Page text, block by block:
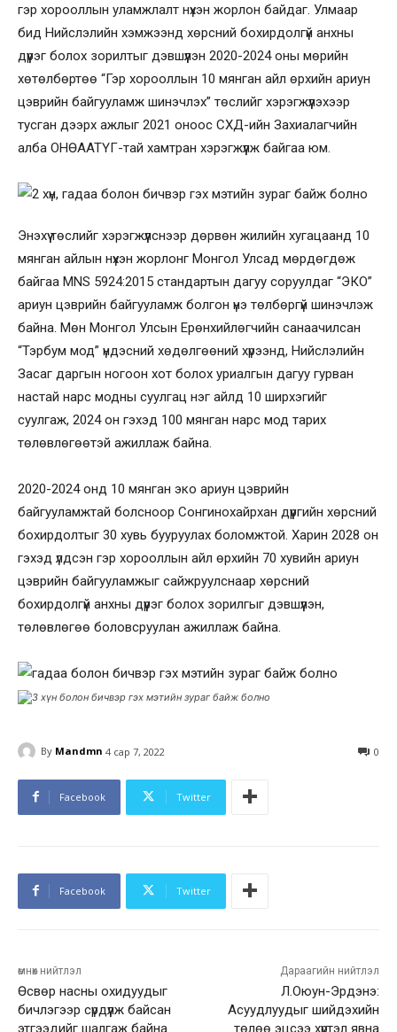
гэр хорооллын уламжлалт нүхэн жорлон байдаг. Улмаар
бид Нийслэлийн хэмжээнд хөрсний бохирдолгүй анхны
дүүрэг болох зорилтыг дэвшүүлэн 2020-2024 оны мөрийн
хөтөлбөртөө “Гэр хорооллын 10 мянган айл өрхийн ариун
цэврийн байгууламж шинэчлэх” төслийг хэрэгжүүлэхээр
тусган дээрх ажлыг 2021 оноос СХД-ийн Захиалагчийн
алба ОНӨААТҮГ-тай хамтран хэрэгжүүлж байгаа юм.
Энэхүү төслийг хэрэгжүүлснээр дөрвөн жилийн хугацаанд 10
мянган айлын нүхэн жорлонг Монгол Улсад мөрдөгдөж
байгаа MNS 5924:2015 стандартын дагуу соруулдаг “ЭКО”
ариун цэврийн байгууламж болгон үнэ төлбөргүй шинэчлэж
байна. Мөн Монгол Улсын Ерөнхийлөгчийн санаачилсан
“Тэрбум мод” үндэсний хөдөлгөөний хүрээнд, Нийслэлийн
Засаг даргын ногоон хот болох уриалгын дагуу гурван
настай нарс модны суулгац нэг айлд 10 ширхэгийг
суулгаж, 2024 он гэхэд 100 мянган нарс мод тарих
төлөвлөгөөтэй ажиллаж байна.
2020-2024 онд 10 мянган эко ариун цэврийн
байгууламжтай болсноор Сонгинохайрхан дүүргийн хөрсний
бохирдолтыг 30 хувь бууруулах боломжтой. Харин 2028 он
гэхэд үлдсэн гэр хорооллын айл өрхийн 70 хувийн ариун
цэврийн байгууламжыг сайжруулснаар хөрсний
бохирдолгүй анхны дүүрэг болох зорилгыг дэвшүүлэн,
төлөвлөгөө боловсруулан ажиллаж байна.
By Mandmn 4 сар 7, 2022 0
Facebook Twitter
Facebook Twitter
өмнөх нийтлэл
Өсвөр насны охидуудыг
бичлэгээр сүрдүүлж байсан
этгээдийг шалгаж байна
Дараагийн нийтлэл
Л.Оюун-Эрдэнэ:
Асуудлуудыг шийдэхийн
төлөө эцсээ хүртэл явна